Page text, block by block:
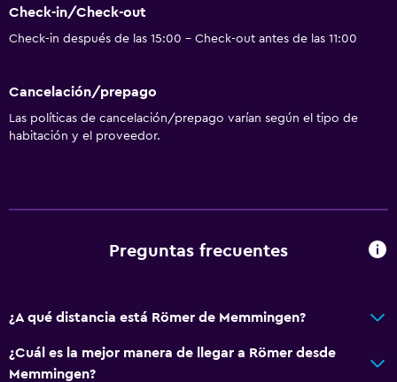
Check-in/Check-out
Check-in después de las 15:00 - Check-out antes de las 11:00
Cancelación/prepago
Las políticas de cancelación/prepago varían según el tipo de
habitación y el proveedor.
Preguntas frecuentes
¿A qué distancia está Römer de Memmingen?
¿Cuál es la mejor manera de llegar a Römer desde
Memmingen?